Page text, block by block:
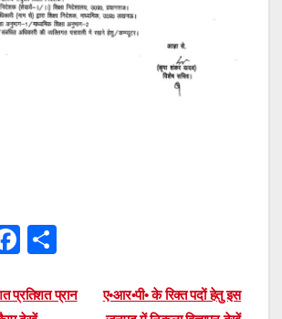
F
c
ar
ए•आर•पी• के रिक्त पदों हेतु इस
प्रतिशत प्रान